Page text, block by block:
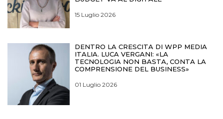
15 Luglio 2026
DENTRO LA CRESCITA DI WPP MEDIA
ITALIA. LUCA VERGANI: «LA
TECNOLOGIA NON BASTA, CONTA LA
COMPRENSIONE DEL BUSINESS»
01 Luglio 2026